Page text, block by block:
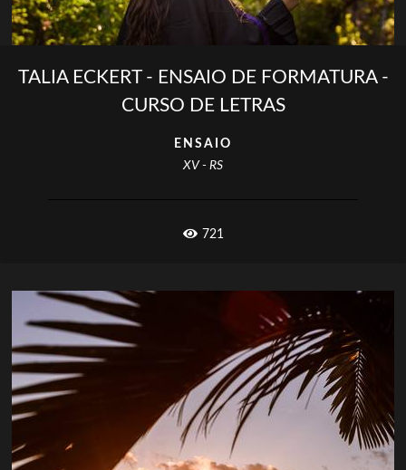
TALIA ECKERT - ENSAIO DE FORMATURA -
CURSO DE LETRAS
ENSAIO
XV - RS
721